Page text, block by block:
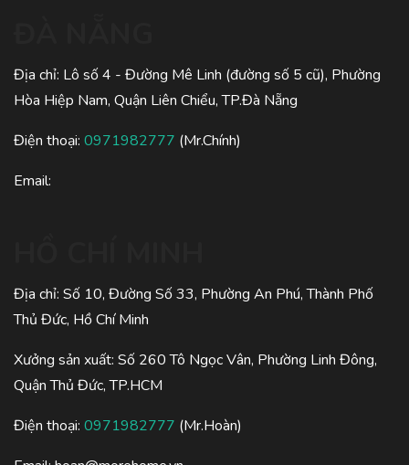
Địa chỉ: Lô số 4 - Đường Mê Linh (đường số 5 cũ), Phường
Hòa Hiệp Nam, Quận Liên Chiểu, TP.Đà Nẵng
Điện thoại: 0971982777 (Mr.Chính)
Email:
Địa chỉ: Số 10, Đường Số 33, Phường An Phú, Thành Phố
Thủ Đức, Hồ Chí Minh
Xưởng sản xuất: Số 260 Tô Ngọc Vân, Phường Linh Đông,
Quận Thủ Đức, TP.HCM
Điện thoại: 0971982777 (Mr.Hoàn)